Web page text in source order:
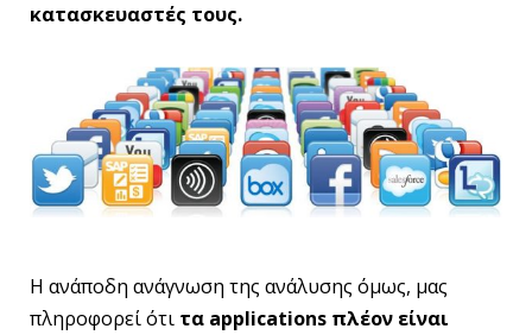
κατασκευαστές τους.
Η ανάποδη ανάγνωση της ανάλυσης όμως, μας
πληροφορεί ότι τα applications πλέον είναι